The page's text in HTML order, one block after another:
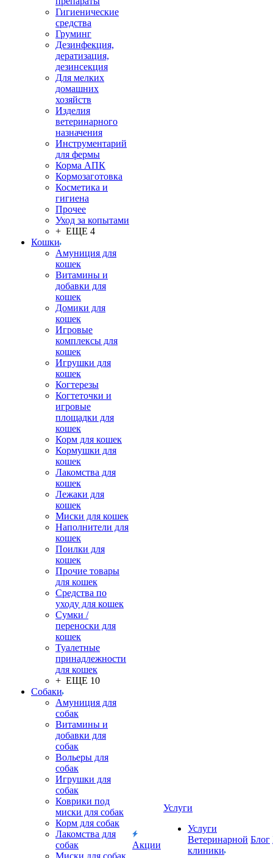
Гигиенические
средства
Груминг
Дезинфекция,
дератизация,
дезинсекция
Для мелких
домашних
хозяйств
Изделия
ветеринарного
назначения
Инструментарий
для фермы
Корма АПК
Кормозаготовка
Косметика и
гигиена
Прочее
Уход за копытами
+ ЕЩЕ 4
Кошки
Амуниция для
кошек
Витамины и
добавки для
кошек
Домики для
кошек
Игровые
комплексы для
кошек
Игрушки для
кошек
Когтерезы
Когтеточки и
игровые
площадки для
кошек
Корм для кошек
Кормушки для
кошек
Лакомства для
кошек
Лежаки для
кошек
Миски для кошек
Наполнители для
кошек
Поилки для
кошек
Прочие товары
для кошек
Средства по
уходу для кошек
Сумки /
переноски для
кошек
Туалетные
принадлежности
для кошек
+ ЕЩЕ 10
Собаки
Амуниция для
собак
Витамины и
добавки для
собак
Вольеры для
собак
Игрушки для
собак
Коврики под
миски для собак
Корм для собак
Лакомства для
собак
Миски для собак
Акции
Услуги
Услуги
Ветеринарной
клиники
Блог